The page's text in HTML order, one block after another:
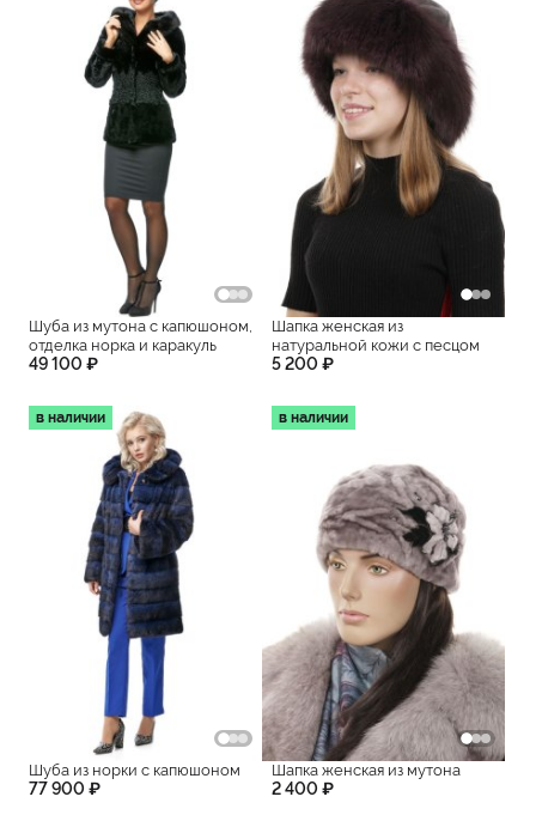
Шуба из мутона с капюшоном,
отделка норка и каракуль
49 100 ₽
Шапка женская из
натуральной кожи с песцом
5 200 ₽
в наличии
Шуба из норки с капюшоном
77 900 ₽
в наличии
Шапка женская из мутона
2 400 ₽